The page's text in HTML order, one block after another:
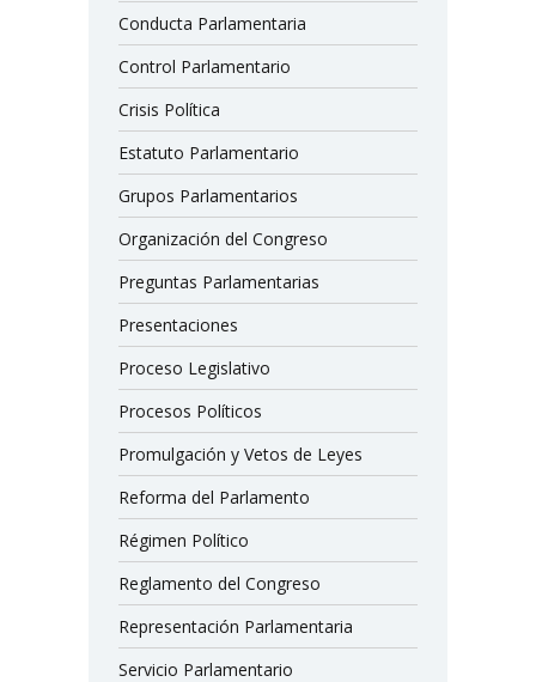
Conducta Parlamentaria
Control Parlamentario
Crisis Política
Estatuto Parlamentario
Grupos Parlamentarios
Organización del Congreso
Preguntas Parlamentarias
Presentaciones
Proceso Legislativo
Procesos Políticos
Promulgación y Vetos de Leyes
Reforma del Parlamento
Régimen Político
Reglamento del Congreso
Representación Parlamentaria
Servicio Parlamentario